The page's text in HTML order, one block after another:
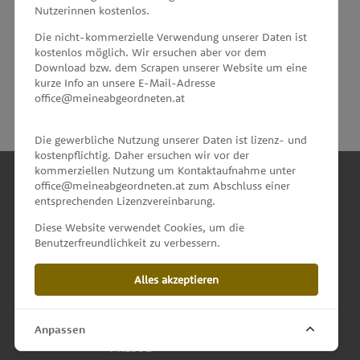
unterstützt von
INFO
IMPRESSUM & KONTAKT
PRESSE
Nutzerinnen kostenlos.
Die nicht-kommerzielle Verwendung unserer Daten ist
kostenlos möglich. Wir ersuchen aber vor dem
Download bzw. dem Scrapen unserer Website um eine
kurze Info an unsere E-Mail-Adresse
office@meineabgeordneten.at
Die gewerbliche Nutzung unserer Daten ist lizenz- und
kostenpflichtig. Daher ersuchen wir vor der
kommerziellen Nutzung um Kontaktaufnahme unter
office@meineabgeordneten.at zum Abschluss einer
entsprechenden Lizenzvereinbarung.
Diese Website verwendet Cookies, um die
Benutzerfreundlichkeit zu verbessern.
Alles akzeptieren
Anpassen